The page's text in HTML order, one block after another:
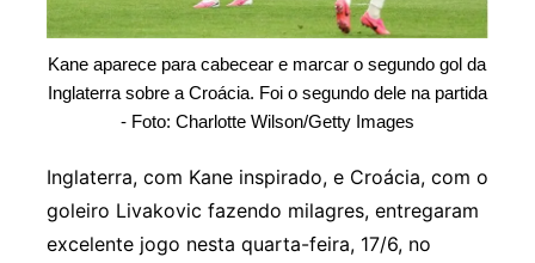
Kane aparece para cabecear e marcar o segundo gol da
Inglaterra sobre a Croácia. Foi o segundo dele na partida
- Foto: Charlotte Wilson/Getty Images
Inglaterra, com Kane inspirado, e Croácia, com o
goleiro Livakovic fazendo milagres, entregaram
excelente jogo nesta quarta-feira, 17/6, no